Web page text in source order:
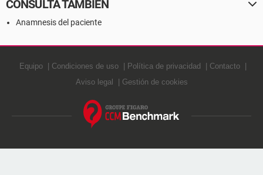
CONSULTA TAMBIÉN
Anamnesis del paciente
Equipo Condiciones de uso Política de privacidad
Contacto
Aviso legal
Gestión de cookies